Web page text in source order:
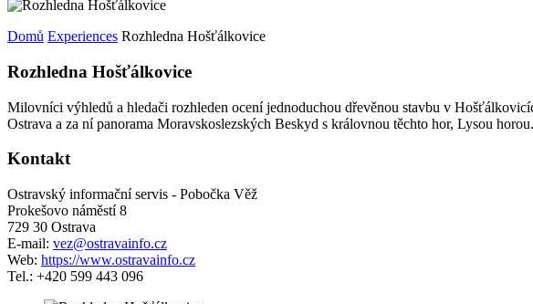
Domů Experiences Rozhledna Hošťálkovice
Rozhledna Hošťálkovice
Milovníci výhledů a hledači rozhleden ocení jednoduchou dřevěnou stavbu v
Ostrava a za ní panorama Moravskoslezských Beskyd s královnou těchto hor, Lysou horou.
Kontakt
Ostravský informační servis - Pobočka Věž
Prokešovo náměstí 8
729 30 Ostrava
E-mail: vez@ostravainfo.cz
Web: https://www.ostravainfo.cz
Tel.: +420 599 443 096